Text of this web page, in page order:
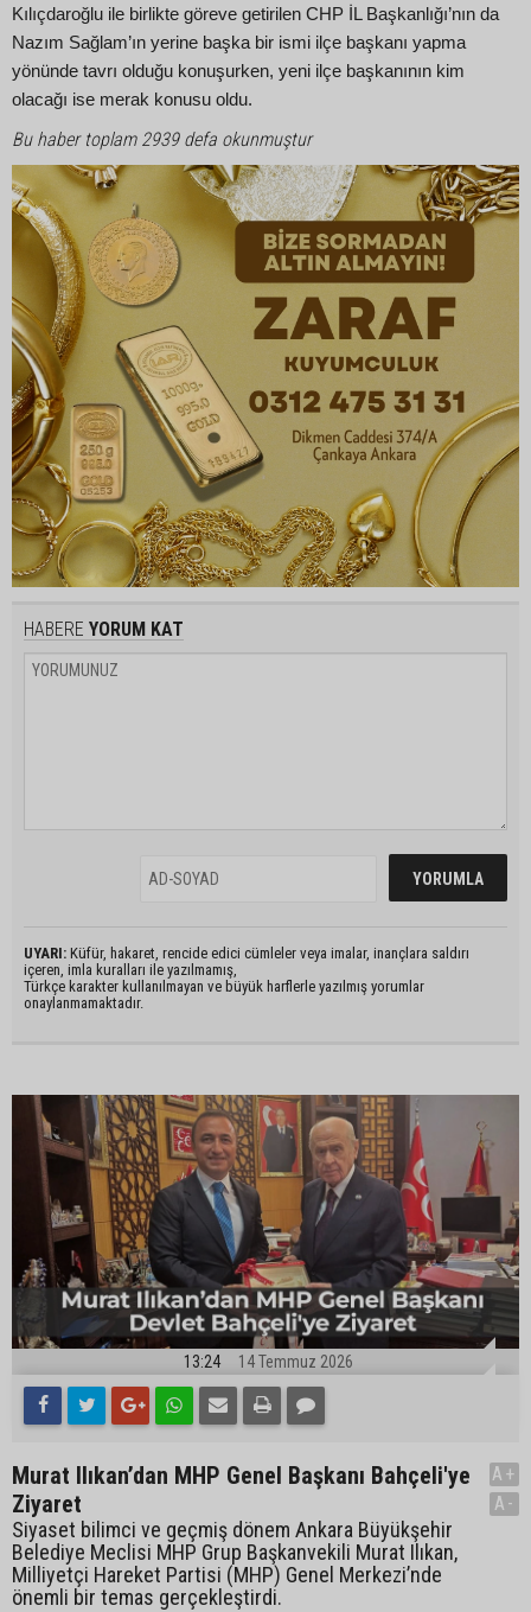
Kılıçdaroğlu ile birlikte göreve getirilen CHP İL Başkanlığı’nın da
Nazım Sağlam’ın yerine başka bir ismi ilçe başkanı yapma
yönünde tavrı olduğu konuşurken, yeni ilçe başkanının kim
olacağı ise merak konusu oldu.
Bu haber toplam 2939 defa okunmuştur
HABERE YORUM KAT
UYARI: Küfür, hakaret, rencide edici cümleler veya imalar, inançlara saldırı
içeren, imla kuralları ile yazılmamış,
Türkçe karakter kullanılmayan ve büyük harflerle yazılmış yorumlar
onaylanmamaktadır.
13:24 14 Temmuz 2026
Murat Ilıkan’dan MHP Genel Başkanı Bahçeli'ye
Ziyaret
Siyaset bilimci ve geçmiş dönem Ankara Büyükşehir
Belediye Meclisi MHP Grup Başkanvekili Murat Ilıkan,
Milliyetçi Hareket Partisi (MHP) Genel Merkezi’nde
önemli bir temas gerçekleştirdi.
A+
A-